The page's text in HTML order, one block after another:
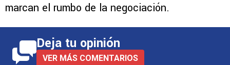
marcan el rumbo de la negociación.
Deja tu opinión
VER MÁS COMENTARIOS